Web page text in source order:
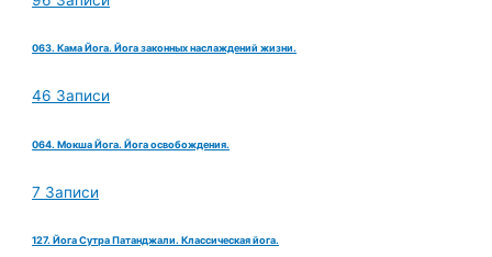
063. Кама Йога. Йога законных наслаждений жизни.
46 Записи
064. Мокша Йога. Йога освобождения.
7 Записи
127. Йога Сутра Патанджали. Классическая йога.